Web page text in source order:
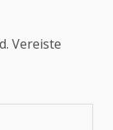
Vereiste